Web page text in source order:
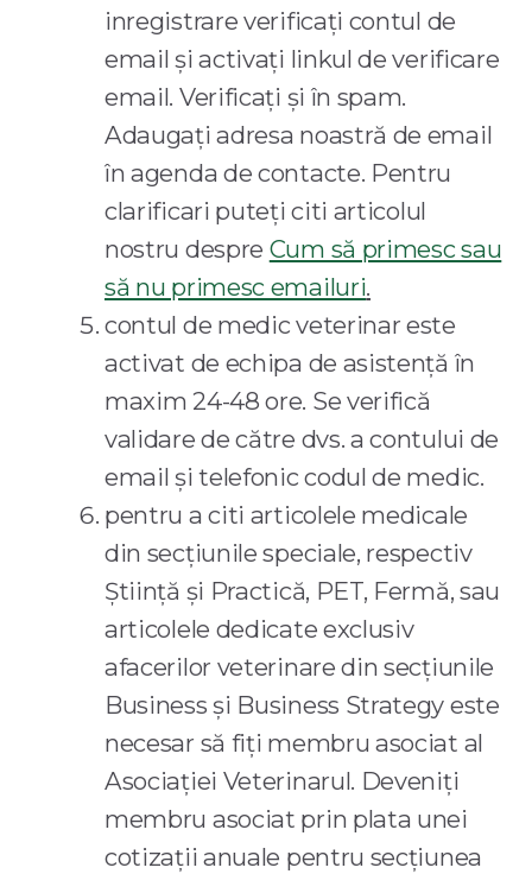
inregistrare verificați contul de
email și activați linkul de verificare
email. Verificați și în spam.
Adaugați adresa noastră de email
în agenda de contacte. Pentru
clarificari puteți citi articolul
nostru despre Cum să primesc sau
să nu primesc emailuri.
contul de medic veterinar este
activat de echipa de asistență în
maxim 24-48 ore. Se verifică
validare de către dvs. a contului de
email și telefonic codul de medic.
pentru a citi articolele medicale
din secțiunile speciale, respectiv
Știință și Practică, PET, Fermă, sau
articolele dedicate exclusiv
afacerilor veterinare din secțiunile
Business și Business Strategy este
necesar să fiți membru asociat al
Asociației Veterinarul. Deveniți
membru asociat prin plata unei
cotizații anuale pentru secțiunea